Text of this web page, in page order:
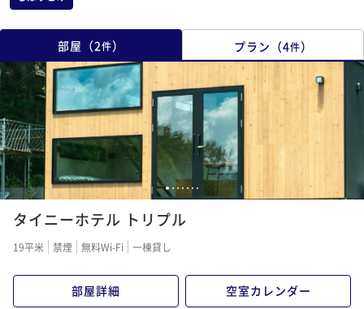
部屋 （2件） プラン （4件）
1 2 3 4 5 6 7
タイニーホテル トリプル
19平米 禁煙 無料Wi-Fi 一棟貸し
部屋詳細 空室カレンダー